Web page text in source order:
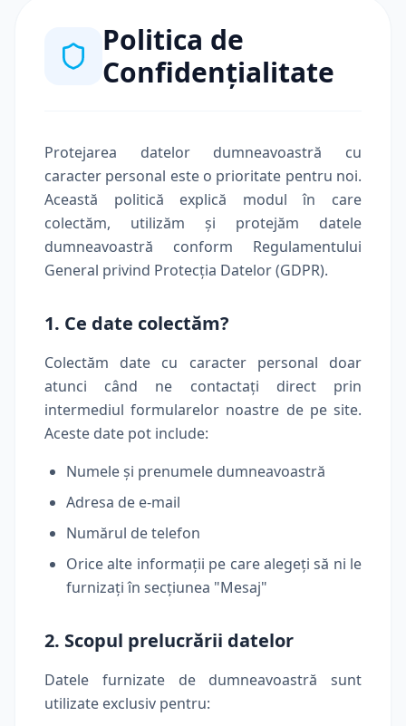
Politica de
Confidențialitate
Protejarea datelor dumneavoastră cu
caracter personal este o prioritate pentru noi.
Această politică explică modul în care
colectăm, utilizăm și protejăm datele
dumneavoastră conform Regulamentului
General privind Protecția Datelor (GDPR).
1. Ce date colectăm?
Colectăm date cu caracter personal doar
atunci când ne contactați direct prin
intermediul formularelor noastre de pe site.
Aceste date pot include:
Numele și prenumele dumneavoastră
Adresa de e-mail
Numărul de telefon
Orice alte informații pe care alegeți să ni le
furnizați în secțiunea "Mesaj"
2. Scopul prelucrării datelor
Datele furnizate de dumneavoastră sunt
utilizate exclusiv pentru: